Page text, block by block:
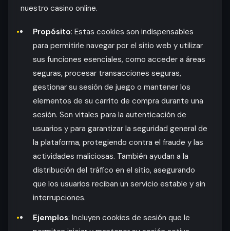
nuestro casino online.
Propósito: Estas cookies son indispensables
para permitirle navegar por el sitio web y utilizar
sus funciones esenciales, como acceder a áreas
seguras, procesar transacciones seguras,
gestionar su sesión de juego o mantener los
elementos de su carrito de compra durante una
sesión. Son vitales para la autenticación de
usuarios y para garantizar la seguridad general de
la plataforma, protegiendo contra el fraude y las
actividades maliciosas. También ayudan a la
distribución del tráfico en el sitio, asegurando
que los usuarios reciban un servicio estable y sin
interrupciones.
Ejemplos: Incluyen cookies de sesión que le